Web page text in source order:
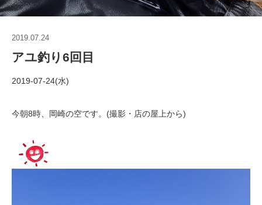
2019.07.24
アユ釣り6回目
2019-07-24(水)
今朝8時、岡崎の空です。(撮影・店の屋上から)